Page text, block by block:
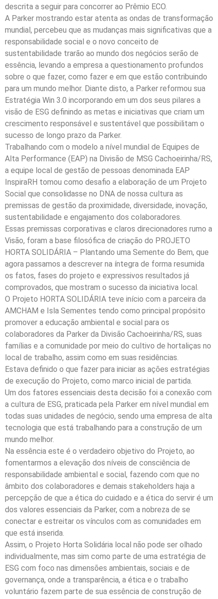
descrita a seguir para concorrer ao Prêmio ECO.
A Parker mostrando estar atenta as ondas de transformação
mundial, percebeu que as mudanças mais significativas que a
responsabilidade social e o novo conceito de
sustentabilidade trarão ao mundo dos negócios serão de
essência, levando a empresa a questionamento profundos
sobre o que fazer, como fazer e em que estão contribuindo
para um mundo melhor. Diante disto, a Parker reformou sua
Estratégia Win 3.0 incorporando em um dos seus pilares a
visão de ESG definindo as metas e iniciativas que criam um
crescimento responsável e sustentável que possibilitam o
sucesso de longo prazo da Parker.
Trabalhando com o modelo a nível mundial de Equipes de
Alta Performance (EAP) na Divisão de MSG Cachoeirinha/RS,
a equipe local de gestão de pessoas denominada EAP
InspiraRH tomou como desafio a elaboração de um Projeto
Social que consolidasse no DNA de nossa cultura as
premissas de gestão da proximidade, diversidade, inovação,
sustentabilidade e engajamento dos colaboradores.
Essas premissas corporativas e claros direcionadores rumo a
Visão, foram a base filosófica de criação do PROJETO
HORTA SOLIDÁRIA – Plantando uma Semente do Bem, que
agora passamos a descrever na íntegra de forma resumida
os fatos, fases do projeto e expressivos resultados já
comprovados, que mostram o sucesso da iniciativa local.
O Projeto HORTA SOLIDÁRIA teve início com a parceira da
AMCHAM e Isla Sementes tendo como principal propósito
promover a educação ambiental e social para os
colaboradores da Parker da Divisão Cachoeirinha/RS, suas
famílias e a comunidade por meio do cultivo de hortaliças no
local de trabalho, assim como em suas residências.
Estava definido o que fazer para iniciar as ações estratégias
de execução do Projeto, como marco inicial de partida.
Um dos fatores essenciais desta decisão foi a conexão com
a cultura de ESG, praticada pela Parker em nível mundial em
todas suas unidades de negócio, sendo uma empresa de alta
tecnologia que está trabalhando para a construção de um
mundo melhor.
Na essência este é o verdadeiro objetivo do Projeto, ao
fomentarmos a elevação dos níveis de consciência de
responsabilidade ambiental e social, fazendo com que no
âmbito dos colaboradores e demais stakeholders haja a
percepção de que a ética do cuidado e a ética do servir é um
dos valores essenciais da Parker, com a nobreza de se
conectar e estreitar os vínculos com as comunidades em
que está inserida.
Assim, o Projeto Horta Solidária local não pode ser olhado
individualmente, mas sim como parte de uma estratégia de
ESG com foco nas dimensões ambientais, sociais e de
governança, onde a transparência, a ética e o trabalho
voluntário fazem parte de sua essência de construção de